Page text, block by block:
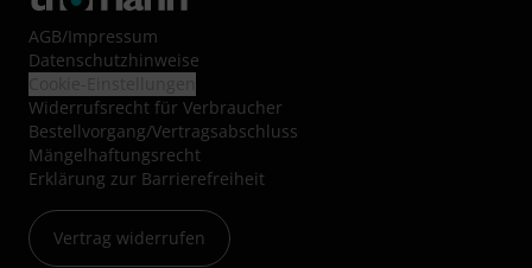
AGB/Impressum
Datenschutzhinweise
Widerrufsrecht für Verbraucher
Bestellvorgang/Vertragsabschluss
Mängelhaftungsrecht
Erklärung zur Barrierefreiheit
Vertrag widerrufen